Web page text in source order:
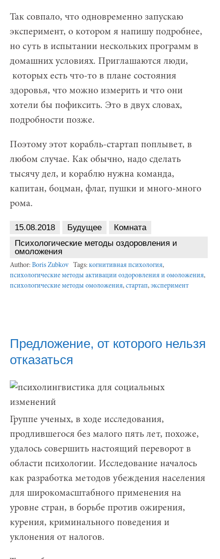
Так совпало, что одновременно запускаю
эксперимент, о котором я напишу подробнее,
но суть в испытании нескольких программ в
домашних условиях. Приглашаются люди,
которых есть что-то в плане состояния
здоровья, что можно измерить и что они
хотели бы пофиксить. Это в двух словах,
подробности позже.
Поэтому этот корабль-стартап поплывет, в
любом случае. Как обычно, надо сделать
тысячу дел, и кораблю нужна команда,
капитан, боцман, флаг, пушки и много-много
рома.
15.08.2018 Будущее
Комната
Психологические методы оздоровления и
омоложения
Author: Boris Zubkov Tags: когнитивная психология,
психологические методы активации оздоровления и омоложения,
психологические методы омоложения, стартап, эксперимент
Предложение, от которого нельзя
отказаться
Группе ученых, в ходе исследования,
продлившегося без малого пять лет, похоже,
удалось совершить настоящий переворот в
области психологии. Исследование началось
как разработка методов убеждения населения
для широкомасштабного применения на
уровне стран, в борьбе против ожирения,
курения, криминального поведения и
уклонения от налогов.